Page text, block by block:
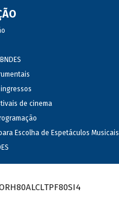
de cinema
Escolha de Espetáculos Musicais